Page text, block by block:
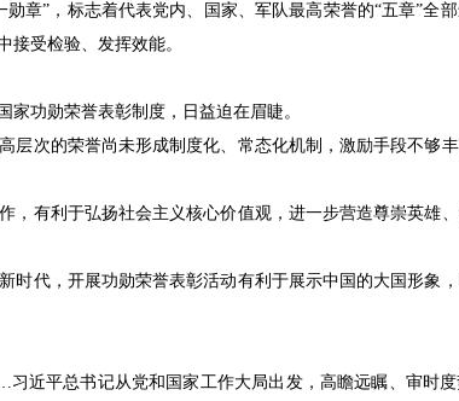
章”，标志着代表党内、国家、军队最高荣誉的“五章”全
受检验、发挥效能。
功勋荣誉表彰制度，日益迫在眉睫。
层次的荣誉尚未形成制度化、常态化机制，激励手段不够
，有利于弘扬社会主义核心价值观，进一步营造尊崇英雄
时代，开展功勋荣誉表彰活动有利于展示中国的大国形象
近平总书记从党和国家工作大局出发，高瞻远瞩、审时